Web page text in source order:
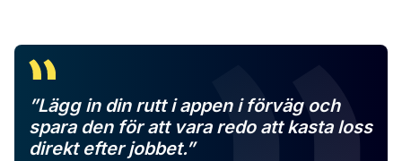
”Lägg in din rutt i appen i förväg och
spara den för att vara redo att kasta loss
direkt efter jobbet.”